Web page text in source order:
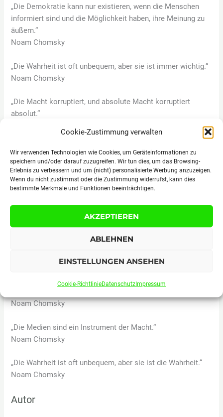
Cookie-Zustimmung verwalten
Wir verwenden Technologien wie Cookies, um Geräteinformationen zu
speichern und/oder darauf zuzugreifen. Wir tun dies, um das Browsing-
Erlebnis zu verbessern und um (nicht) personalisierte Werbung anzuzeigen.
Wenn du nicht zustimmst oder die Zustimmung widerrufst, kann dies
bestimmte Merkmale und Funktionen beeinträchtigen.
AKZEPTIEREN
ABLEHNEN
EINSTELLUNGEN ANSEHEN
Cookie-RichtlinieDatenschutzImpressum
„Die Demokratie kann nur existieren, wenn die Menschen
informiert sind und die Möglichkeit haben, ihre Meinung zu
äußern.“
Noam Chomsky
„Die Wahrheit ist oft unbequem, aber sie ist immer wichtig.“
Noam Chomsky
„Die Macht korruptiert, und absolute Macht korruptiert
absolut.“
„Die Menschen haben das Recht, die Wahrheit zu kennen,
egal wie unbequem sie sein mag.“
Noam Chomsky
werden muss.“
„Die Medien sollten die Wahrheit sagen, nicht das, was die
Noam Chomsky
„Die Medien sind ein Instrument der Macht.“
Noam Chomsky
„Die Wahrheit ist oft unbequem, aber sie ist die Wahrheit.“
Noam Chomsky
Autor